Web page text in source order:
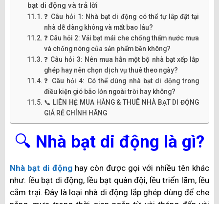
bạt di động và trả lời
❓ Câu hỏi 1: Nhà bạt di động có thể tự lắp đặt tại
nhà dễ dàng không và mất bao lâu?
❓ Câu hỏi 2: Vải bạt mái che chống thấm nước mưa
và chống nóng của sản phẩm bền không?
❓ Câu hỏi 3: Nên mua hẳn một bộ nhà bạt xếp lắp
ghép hay nên chọn dịch vụ thuê theo ngày?
❓ Câu hỏi 4: Có thể dùng nhà bạt di động trong
điều kiện gió bão lớn ngoài trời hay không?
📞 LIÊN HỆ MUA HÀNG & THUÊ NHÀ BẠT DI ĐỘNG
GIÁ RẺ CHÍNH HÃNG
🔍 Nhà bạt di động là gì?
Nhà bạt di độnghay còn được gọi với nhiều tên khác
như: lều bạt di động, lều bạt quân đội, lều triển lãm, lều
cắm trại. Đây là loại nhà di động lắp ghép dùng để che